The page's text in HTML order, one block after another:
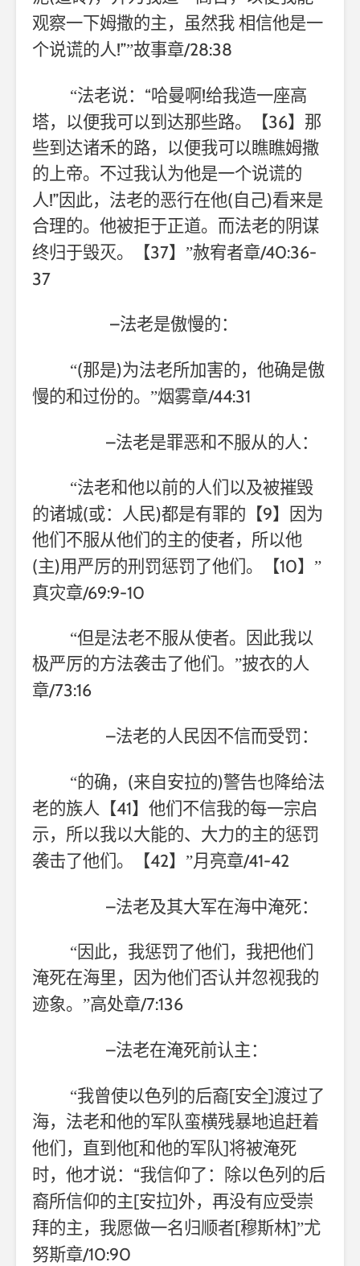
观察一下姆撒的主，虽然我 相信他是一
个说谎的人!””故事章/28:38
“法老说： “哈曼啊 !给我造一座高
塔，以便我可以到达那些路。【36】那
些到达诸禾的路，以便我可以瞧瞧姆撒
的上帝。不过我认为他是一个说谎的
人!”因此，法老的恶行在他(自己)看来是
合理的。他被拒于正道。而法老的阴谋
终归于毁灭。【37】”赦宥者章/40:36-
37
–法老是傲慢的：
“(那是)为法老所加害的，他确是傲
慢的和过份的。”烟雾章/44:31
–法老是罪恶和不服从的人：
“法老和他以前的人们以及被摧毁
的诸城(或：人民)都是有罪的【9】因为
他们不服从他们的主的使者，所以他
(主)用严厉的刑罚惩罚了他们。【10】”
真灾章/69:9-10
“但是法老不服从使者。因此我以
极严厉的方法袭击了他们。”披衣的人
章/73:16
–法老的人民因不信而受罚：
“的确， (来自安拉的)警告也降给法
老的族人【41】他们不信我的每一宗启
示，所以我以大能的、大力的主的惩罚
袭击了他们。【42】”月亮章/41-42
–法老及其大军在海中淹死：
“因此，我惩罚了他们，我把他们
淹死在海里，因为他们否认并忽视我的
迹象。”高处章/7:136
–法老在淹死前认主：
“我曾使以色列的后裔[安全]渡过了
海，法老和他的军队蛮横残暴地追赶着
他们，直到他[和他的军队]将被淹死
时，他才说： “我信仰了：除以色列的后
裔所信仰的主[安拉]外，再没有应受崇
拜的主，我愿做一名归顺者[穆斯林]”尤
努斯章/10:90